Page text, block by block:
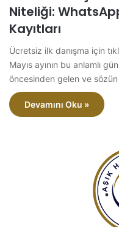
Niteliği:
Kayıtları
Ücretsiz ilk danışma için
Mayıs ayının bu anlamlı
öncesinden gelen ve
Devamını Oku »